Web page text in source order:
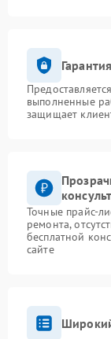
выполненные
защищает
Точные прайс-
ремонта,
бесплатной
сайте